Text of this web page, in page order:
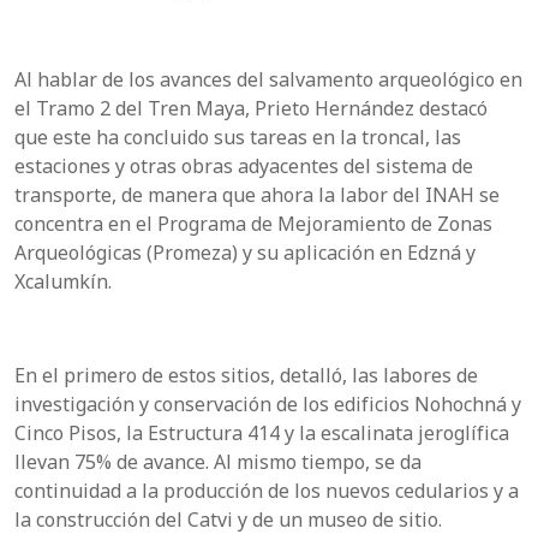
Al hablar de los avances del salvamento arqueológico en
el Tramo 2 del Tren Maya, Prieto Hernández destacó
que este ha concluido sus tareas en la troncal, las
estaciones y otras obras adyacentes del sistema de
transporte, de manera que ahora la labor del INAH se
concentra en el Programa de Mejoramiento de Zonas
Arqueológicas (Promeza) y su aplicación en Edzná y
Xcalumkín.
En el primero de estos sitios, detalló, las labores de
investigación y conservación de los edificios Nohochná y
Cinco Pisos, la Estructura 414 y la escalinata jeroglífica
llevan 75% de avance. Al mismo tiempo, se da
continuidad a la producción de los nuevos cedularios y a
la construcción del Catvi y de un museo de sitio.